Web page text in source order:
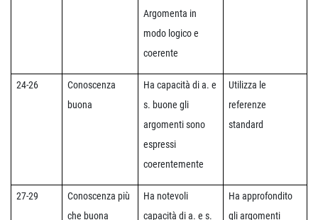
Argomenta in
modo logico e
coerente
24-26
Conoscenza
buona
Ha capacità di a. e
s. buone gli
argomenti sono
espressi
coerentemente
Utilizza le
referenze
standard
27-29
Conoscenza più
che buona
Ha notevoli
capacità di a. e s.
Ha approfondito
gli argomenti